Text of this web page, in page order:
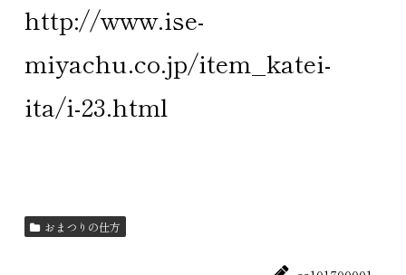
http://www.ise-
miyachu.co.jp/item_katei-
ita/i-23.html
おまつりの仕方